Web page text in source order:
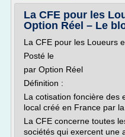
La CFE pour les
Option Réel – Le
La CFE pour les Loueurs
Posté le
par Option Réel
Définition :
La cotisation foncière des
local créé en France par
La CFE concerne toutes
sociétés qui exercent une